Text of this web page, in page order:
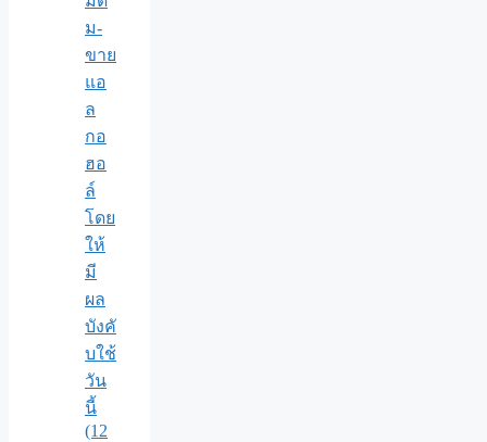
ม-
ขาย
แอ
ล
กอ
ฮอ
ล์
โดย
ให้
มี
ผล
บังคั
บใช้
วัน
นี้
(12